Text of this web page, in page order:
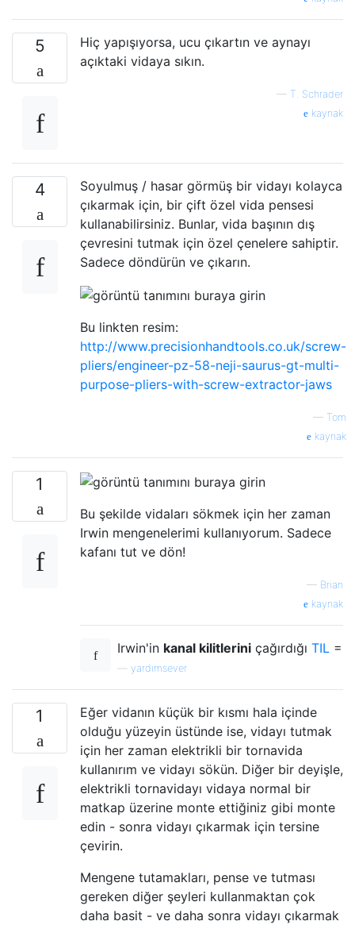
5
Hiç yapışıyorsa, ucu çıkartın ve aynayı
açıktaki vidaya sıkın.
— T. Schrader
kaynak
4
Soyulmuş / hasar görmüş bir vidayı kolayca
çıkarmak için, bir çift özel vida pensesi
kullanabilirsiniz. Bunlar, vida başının dış
çevresini tutmak için özel çenelere sahiptir.
Sadece döndürün ve çıkarın.
Bu linkten resim:
http://www.precisionhandtools.co.uk/screw-
pliers/engineer-pz-58-neji-saurus-gt-multi-
purpose-pliers-with-screw-extractor-jaws
— Tom
kaynak
1
Bu şekilde vidaları sökmek için her zaman
Irwin mengenelerimi kullanıyorum. Sadece
kafanı tut ve dön!
— Brian
kaynak
Irwin'in kanal kilitlerini çağırdığı TIL =
yardımsever
1
Eğer vidanın küçük bir kısmı hala içinde
olduğu yüzeyin üstünde ise, vidayı tutmak
için her zaman elektrikli bir tornavida
kullanırım ve vidayı sökün. Diğer bir deyişle,
elektrikli tornavidayı vidaya normal bir
matkap üzerine monte ettiğiniz gibi monte
edin - sonra vidayı çıkarmak için tersine
çevirin.
Mengene tutamakları, pense ve tutması
gereken diğer şeyleri kullanmaktan çok
daha basit - ve daha sonra vidayı çıkarmak